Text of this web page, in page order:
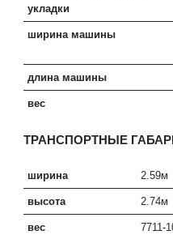
укладки
ширина машины
длина машины
вес
ТРАНСПОРТНЫЕ
ширина 2.59м
высота 2.74м
вес 7711-